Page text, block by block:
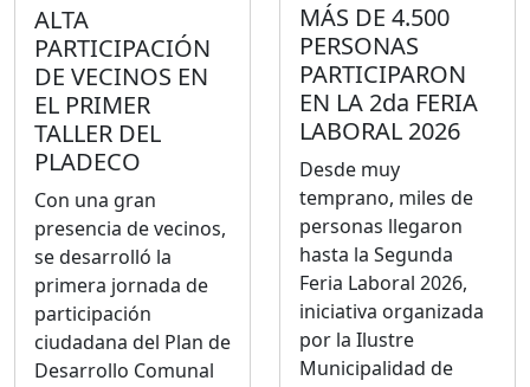
ALTA
PARTICIPACIÓN
DE VECINOS EN
EL PRIMER
TALLER DEL
PLADECO
Con una gran
presencia de vecinos,
se desarrolló la
primera jornada de
participación
ciudadana del Plan de
Desarrollo Comunal
MÁS DE 4.500
PERSONAS
PARTICIPARON
EN LA 2da FERIA
LABORAL 2026
Desde muy
temprano, miles de
personas llegaron
hasta la Segunda
Feria Laboral 2026,
iniciativa organizada
por la Ilustre
Municipalidad de